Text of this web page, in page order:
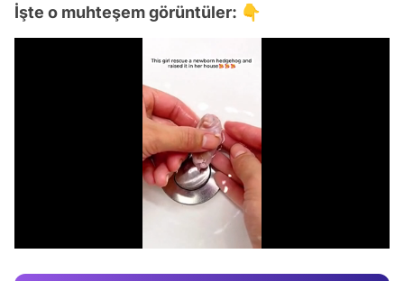
İşte o muhteşem görüntüler: 👇